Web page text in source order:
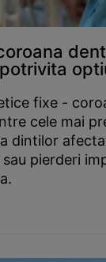
fixe -
cele mai
dintilor
pierderi